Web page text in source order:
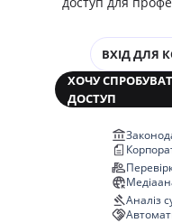
ВХІД ДЛЯ
ХОЧУ
ДОСТУП
Аналіз